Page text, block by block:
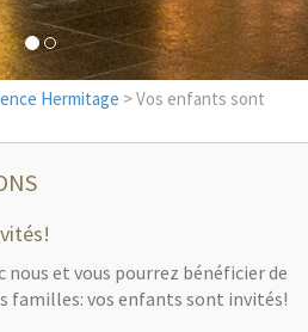
Hermitage > Vos enfants sont
nous et vous pourrez bénéficier de
familles: vos enfants sont invités!